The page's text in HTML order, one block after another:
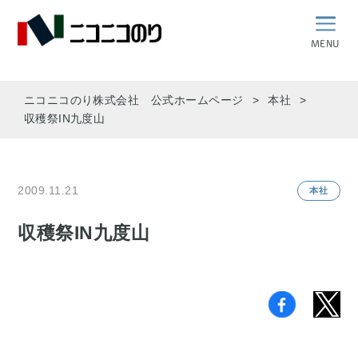
MENU
ニコニコのり株式会社 公式ホームページ
本社
収穫祭IN九度山
2009.11.21 本社
収穫祭IN九度山